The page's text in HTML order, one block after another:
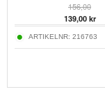
156,00
139,00kr
ARTIKELNR: 216763